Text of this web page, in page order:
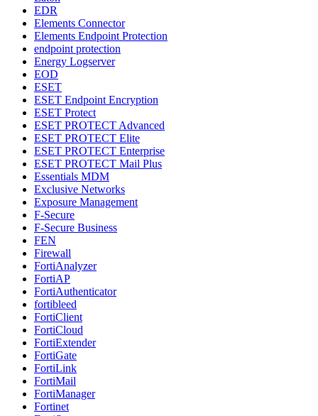
EDR
Elements Connector
Elements Endpoint Protection
endpoint protection
Energy Logserver
EOD
ESET
ESET Endpoint Encryption
ESET Protect
ESET PROTECT Advanced
ESET PROTECT Elite
ESET PROTECT Enterprise
ESET PROTECT Mail Plus
Essentials MDM
Exclusive Networks
Exposure Management
F-Secure
F-Secure Business
FEN
Firewall
FortiAnalyzer
FortiAP
FortiAuthenticator
fortibleed
FortiClient
FortiCloud
FortiExtender
FortiGate
FortiLink
FortiMail
FortiManager
Fortinet